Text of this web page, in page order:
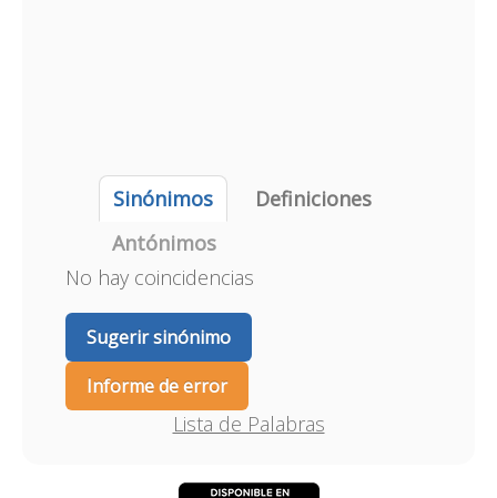
Sinónimos
Definiciones
Antónimos
No hay coincidencias
Sugerir sinónimo
Informe de error
Lista de Palabras